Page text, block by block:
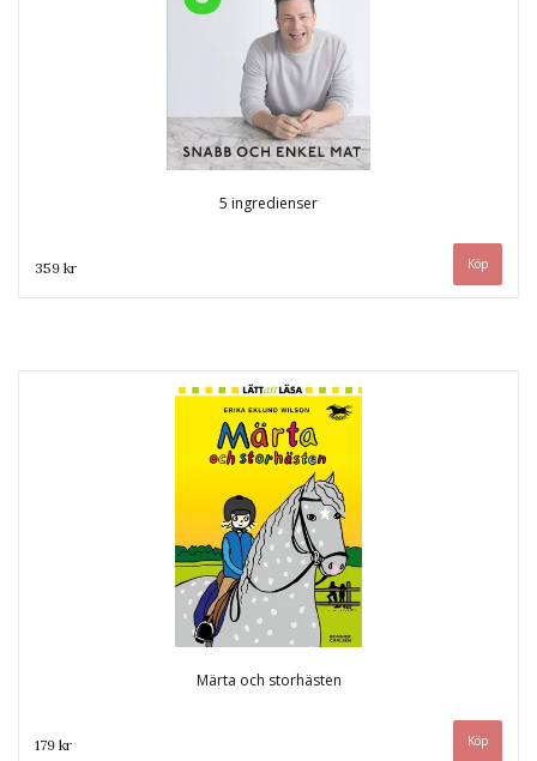
5 ingredienser
359 kr
Märta och storhästen
179 kr